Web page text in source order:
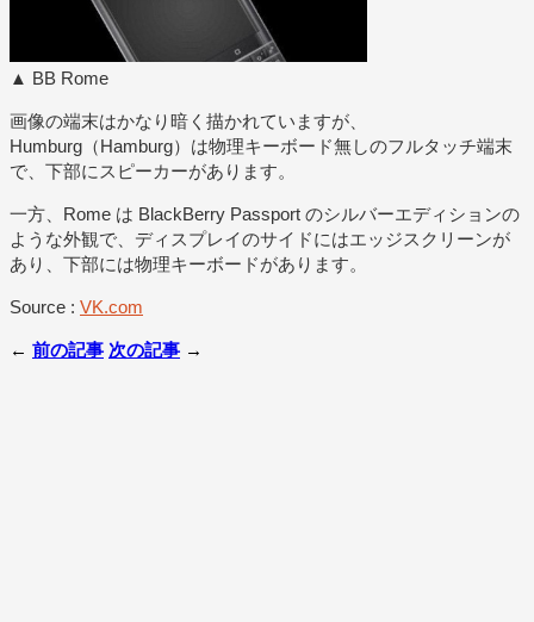
▲ BB Rome
画像の端末はかなり暗く描かれていますが、
Humburg（Hamburg）は物理キーボード無しのフルタッチ端末
で、下部にスピーカーがあります。
一方、Rome は BlackBerry Passport のシルバーエディションの
ような外観で、ディスプレイのサイドにはエッジスクリーンが
あり、下部には物理キーボードがあります。
Source : VK.com
← 前の記事 次の記事 →